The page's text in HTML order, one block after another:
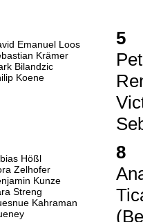
Emanuel Loos
Krämer
Bilandzic
Koene
5
Hößl
Zelhofer
Kunze
Streng
Kahraman
8